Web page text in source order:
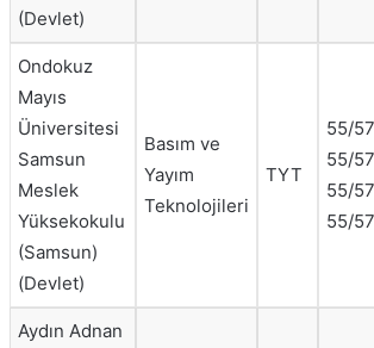
(Devlet)
Ondokuz
Mayıs
Üniversitesi
Samsun
Meslek
Yüksekokulu
(Samsun)
(Devlet)
Basım ve
Yayım
Teknolojileri
TYT
55/57
55/57
55/57
55/57
Aydın Adnan